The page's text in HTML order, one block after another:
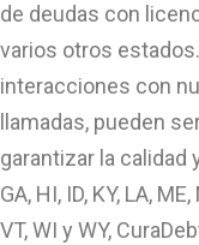
de deudas con
varios otros
interacciones con
llamadas, pueden
garantizar la calidad
GA, HI, ID, KY, LA,
VT, WI y WY,